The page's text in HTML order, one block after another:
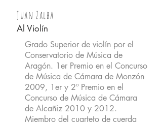
Juan Zalba
Al Violín
Grado Superior de violín por el
Conservatorio de Música de
Aragón. 1er Premio en el Concurso
de Música de Cámara de Monzón
2009, 1er y 2º Premio en el
Concurso de Música de Cámara
de Alcañiz 2010 y 2012.
Miembro del cuarteto de cuerda